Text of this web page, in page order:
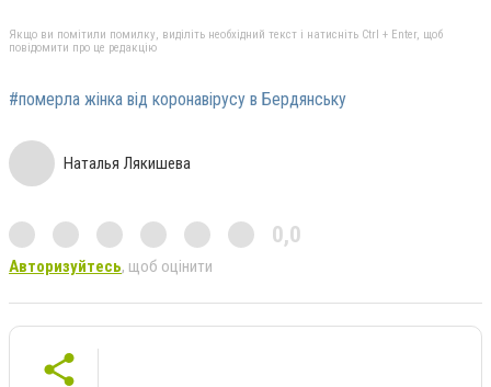
Якщо ви помітили помилку, виділіть необхідний текст і натисніть Ctrl + Enter, щоб
повідомити про це редакцію
#померла жінка від коронавірусу в Бердянську
Наталья Лякишева
0,0
Авторизуйтесь, щоб оцінити